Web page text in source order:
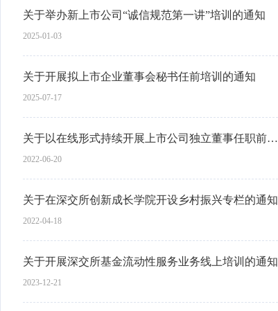
关于举办新上市公司“诚信规范第一讲”培训的通知
2025-01-03
关于开展拟上市企业董事会秘书任前培训的通知
2025-07-17
关于以在线形式持续开展上市公司独立董事任职前培训的通知
2022-06-20
关于在深交所创新成长学院开设乡村振兴专栏的通知
2022-04-18
关于开展深交所基金流动性服务业务线上培训的通知
2023-12-21